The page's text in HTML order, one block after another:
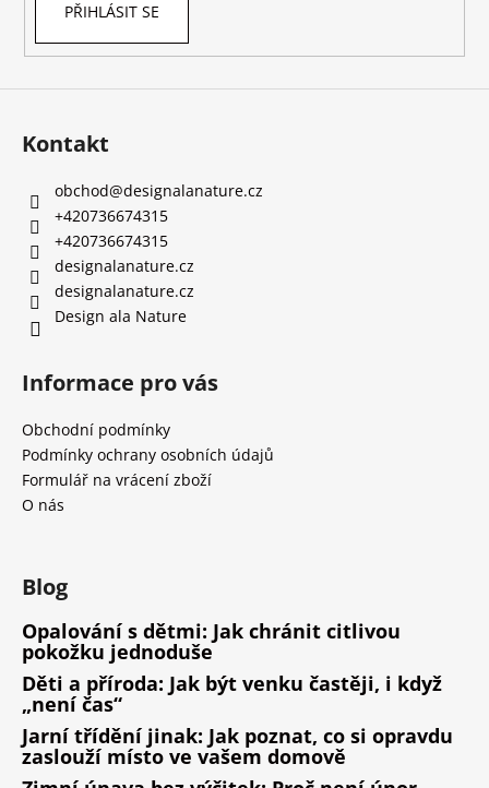
PŘIHLÁSIT SE
Kontakt
obchod@designalanature.cz
+420736674315
+420736674315
designalanature.cz
designalanature.cz
Design ala Nature
Informace pro vás
Obchodní podmínky
Podmínky ochrany osobních údajů
Formulář na vrácení zboží
O nás
Blog
Opalování s dětmi: Jak chránit citlivou
pokožku jednoduše
Děti a příroda: Jak být venku častěji, i když
„není čas“
Jarní třídění jinak: Jak poznat, co si opravdu
zaslouží místo ve vašem domově